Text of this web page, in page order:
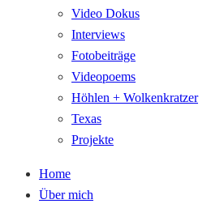
Video Dokus
Interviews
Fotobeiträge
Videopoems
Höhlen + Wolkenkratzer
Texas
Projekte
Home
Über mich